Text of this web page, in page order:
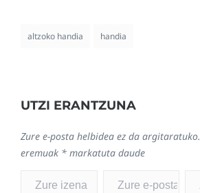
altzoko handia handia
UTZI ERANTZUNA
Zure e-posta helbidea ez da argitaratuko.
eremuak * markatuta daude